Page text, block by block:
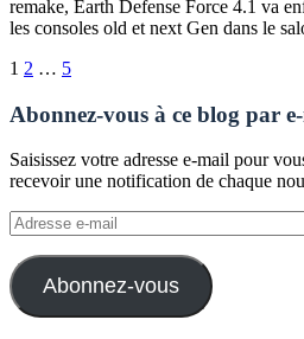
remake, Earth Defense Force 4.1 va
les consoles old et next Gen dans le
Pagination
des
1 2 … 5
Abonnez-vous à ce blog par
Saisissez votre adresse e-mail pour
recevoir une notification de chaque
Adresse
e-
mail
Abonnez-vous